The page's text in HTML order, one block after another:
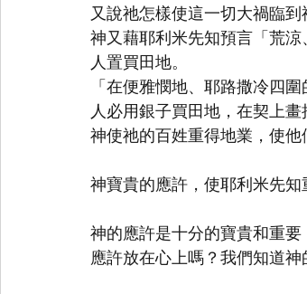
又說祂怎樣使這一切大禍臨
神又藉耶利米先知預言「荒
人置買田地。
「在便雅憫地、耶路撒冷四
人必用銀子買田地，在契上
神使祂的百姓重得地業，使他
神寶貴的應許，使耶利米先知
神的應許是十分的寶貴和重
應許放在心上嗎？我們知道